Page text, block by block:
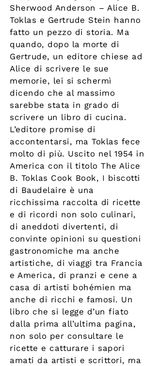
Sherwood Anderson – Alice B.
Toklas e Gertrude Stein hanno
fatto un pezzo di storia. Ma
quando, dopo la morte di
Gertrude, un editore chiese ad
Alice di scrivere le sue
memorie, lei si schermì
dicendo che al massimo
sarebbe stata in grado di
scrivere un libro di cucina.
L’editore promise di
accontentarsi, ma Toklas fece
molto di più. Uscito nel 1954 in
America con il titolo The Alice
B. Toklas Cook Book, I biscotti
di Baudelaire è una
ricchissima raccolta di ricette
e di ricordi non solo culinari,
di aneddoti divertenti, di
convinte opinioni su questioni
gastronomiche ma anche
artistiche, di viaggi tra Francia
e America, di pranzi e cene a
casa di artisti bohémien ma
anche di ricchi e famosi. Un
libro che si legge d’un fiato
dalla prima all’ultima pagina,
non solo per consultare le
ricette e catturare i sapori
amati da artisti e scrittori, ma